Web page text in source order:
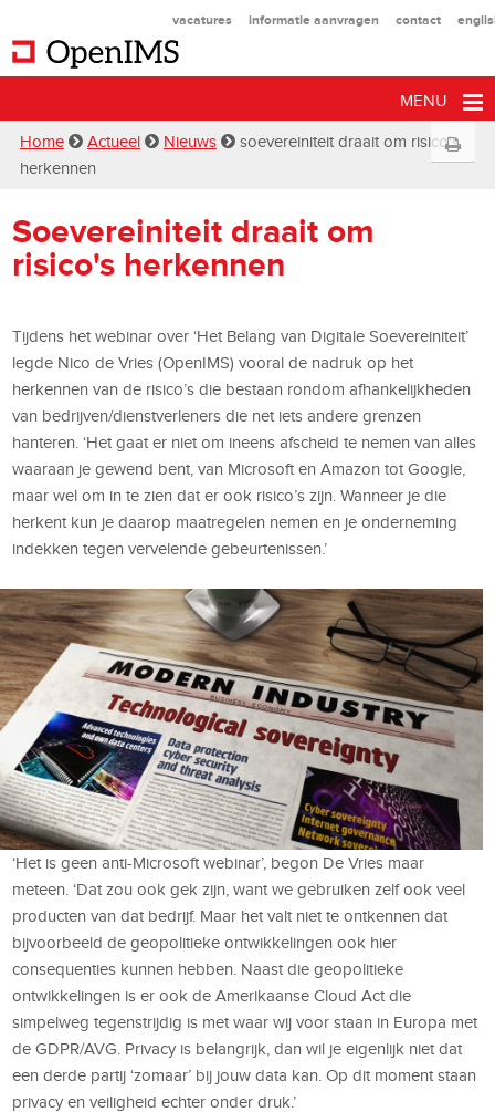
vacatures informatie aanvragen contact
MENU
Home Actueel Nieuws
soevereiniteit draait om risico's
herkennen
Soevereiniteit draait om
risico's herkennen
Tijdens het webinar over ‘Het Belang van Digitale Soevereiniteit’
legde Nico de Vries (OpenIMS) vooral de nadruk op het
herkennen van de risico’s die bestaan rondom afhankelijkheden
van bedrijven/dienstverleners die net iets andere grenzen
hanteren. ‘Het gaat er niet om ineens afscheid te nemen van alles
waaraan je gewend bent, van Microsoft en Amazon tot Google,
maar wel om in te zien dat er ook risico’s zijn. Wanneer je die
herkent kun je daarop maatregelen nemen en je onderneming
indekken tegen vervelende gebeurtenissen.’
‘Het is geen anti-Microsoft webinar’, begon De Vries maar
meteen. ‘Dat zou ook gek zijn, want we gebruiken zelf ook veel
producten van dat bedrijf. Maar het valt niet te ontkennen dat
bijvoorbeeld de geopolitieke ontwikkelingen ook hier
consequenties kunnen hebben. Naast die geopolitieke
ontwikkelingen is er ook de Amerikaanse Cloud Act die
simpelweg tegenstrijdig is met waar wij voor staan in Europa met
de GDPR/AVG. Privacy is belangrijk, dan wil je eigenlijk niet dat
een derde partij ‘zomaar’ bij jouw data kan. Op dit moment staan
privacy en veiligheid echter onder druk.’